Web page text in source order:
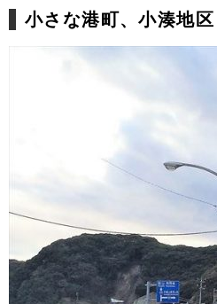
小さな港町、小湊地区